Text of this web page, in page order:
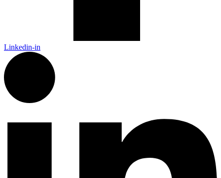
Linkedin-in